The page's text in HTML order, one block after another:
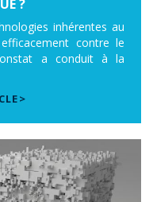
?
inhérentes au
contre le
a conduit à la